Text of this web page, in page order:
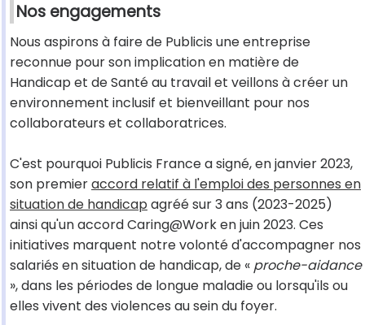
Nos engagements
Nous aspirons à faire de Publicis une entreprise
reconnue pour son implication en matière de
Handicap et de Santé au travail et veillons à créer un
environnement inclusif et bienveillant pour nos
collaborateurs et collaboratrices.
C'est pourquoi Publicis France a signé, en janvier 2023,
son premieraccord relatif à l'emploi des personnes en
situation de handicap agréé sur 3 ans (2023-2025)
ainsi qu'un accord Caring@Work en juin 2023. Ces
initiatives marquent notre volonté d'accompagner nos
salariés en situation de handicap, de « proche-aidance
», dans les périodes de longue maladie ou lorsqu'ils ou
elles vivent des violences au sein du foyer.